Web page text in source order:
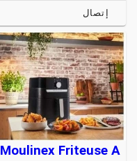
إتصال
Moulinex Friteuse A